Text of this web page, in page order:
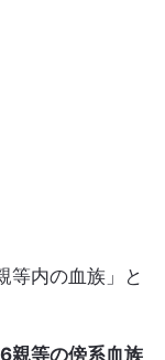
等内の血族」と
親等の傍系血族